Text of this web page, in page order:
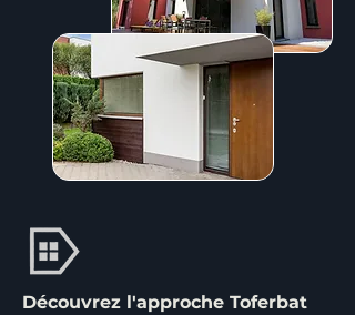
Découvrez l'approche Toferbat